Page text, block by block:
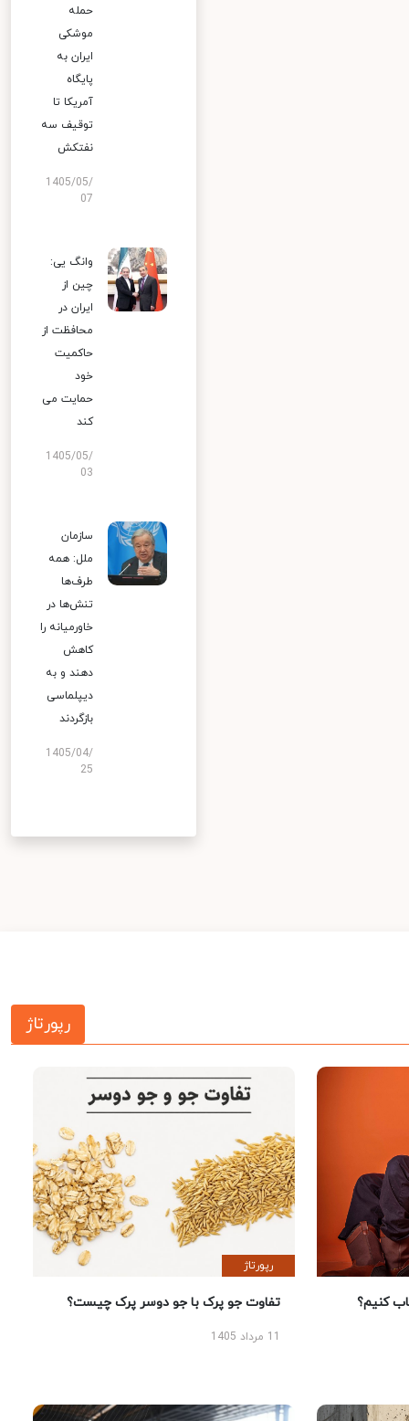
حمله
موشکی
ایران به
پایگاه
آمریکا تا
توقیف سه
نفتکش
1405/05/
07
وانگ یی:
چین از
ایران در
محافظت از
حاکمیت
خود
حمایت می
کند
1405/05/
03
سازمان
ملل: همه
طرف‌ها
تنش‌ها در
خاورمیانه را
کاهش
دهند و به
دیپلماسی
بازگردند
1405/04/
25
رپورتاژ
کنیم؟
رپورتاژ
تفاوت جو پرک با جو دوسر پرک چیست؟